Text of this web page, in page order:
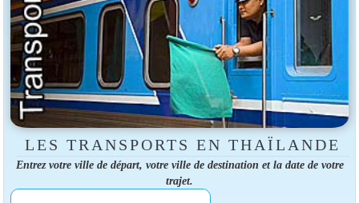
LES TRANSPORTS EN THAÏLANDE
Entrez votre ville de départ, votre ville de destination et la date de votre
trajet.